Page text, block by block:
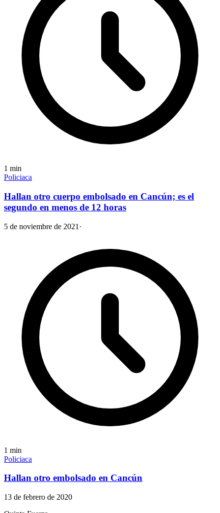
1 min
Policiaca
Hallan otro cuerpo embolsado en Cancún; es el
segundo en menos de 12 horas
5 de noviembre de 2021 ·
1 min
Policiaca
Hallan otro embolsado en Cancún
13 de febrero de 2020